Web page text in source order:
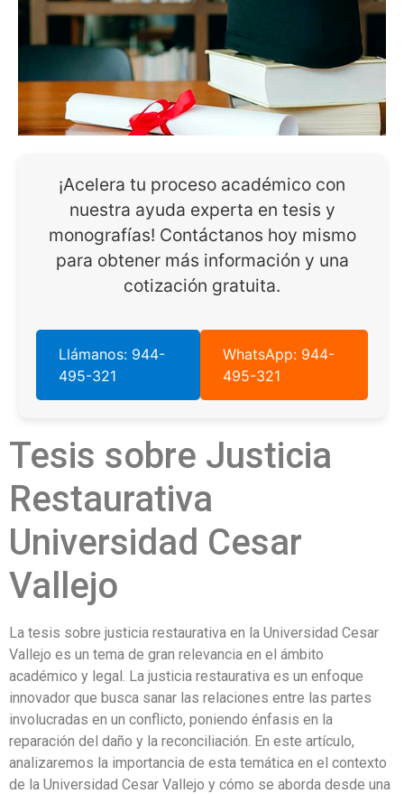
¡Acelera tu proceso académico con
nuestra ayuda experta en tesis y
monografías! Contáctanos hoy mismo
para obtener más información y una
cotización gratuita.
Llámanos: 944-
495-321
WhatsApp: 944-
495-321
Tesis sobre Justicia
Restaurativa
Universidad Cesar
Vallejo
La tesis sobre justicia restaurativa en la Universidad Cesar
Vallejo es un tema de gran relevancia en el ámbito
académico y legal. La justicia restaurativa es un enfoque
innovador que busca sanar las relaciones entre las partes
involucradas en un conflicto, poniendo énfasis en la
reparación del daño y la reconciliación. En este artículo,
analizaremos la importancia de esta temática en el contexto
de la Universidad Cesar Vallejo y cómo se aborda desde una